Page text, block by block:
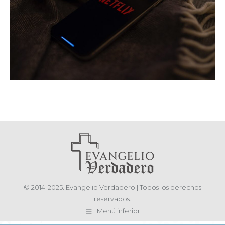
© 2014-2025. Evangelio Verdadero | Todos los derechos
reservados.
Menú inferior